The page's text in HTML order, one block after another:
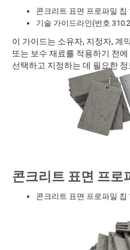
콘크리트 표면 프로파일 칩
기술 가이드라인(번호
이 가이드는 소유자, 지정자, 계
또는 보수 재료를 적용하기 전
선택하고 지정하는 데 필요한
콘크리트 표면 프로
콘크리트 표면 프로파일 칩